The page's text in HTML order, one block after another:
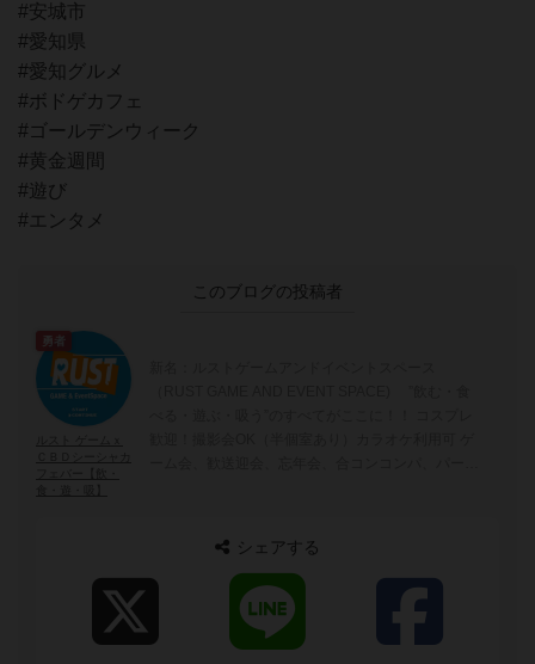
#安城市
#愛知県
#愛知グルメ
#ボドゲカフェ
#ゴールデンウィーク
#黄金週間
#遊び
#エンタメ
このブログの投稿者
ペースでIQOS/加熱式タバコ/電子タバコのみ喫煙可
能となりました（完全分煙） <各種イベント開催中
> 毎月1回以上 TRPGゲーム会 （GM随時募集中）
毎週金曜 カジノゲーム（ブラックジャック、ポー
カー他）練習会 毎週水曜 パチンコ/パチスロBAR
シェアする